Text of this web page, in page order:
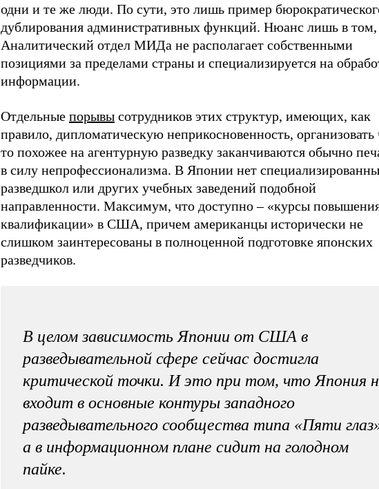
одни и те же люди. По сути, это лишь пример
дублирования административных функций. Нюанс лишь в том,
Аналитический отдел МИДа не располагает собственными
позициями за пределами страны и специализируется на
информации.
Отдельные порывы сотрудников этих структур, имеющих, как
правило, дипломатическую неприкосновенность, организовать
то похожее на агентурную разведку заканчиваются обычно
в силу непрофессионализма. В Японии нет
разведшкол или других учебных заведений подобной
направленности. Максимум, что доступно – «курсы
квалификации» в США, причем американцы исторически не
слишком заинтересованы в полноценной подготовке японских
разведчиков.
В целом зависимость Японии от США в
разведывательной сфере сейчас достигла
критической точки. И это при том, что Япония
входит в основные контуры западного
разведывательного сообщества типа «Пяти
а в информационном плане сидит на голодном
пайке.